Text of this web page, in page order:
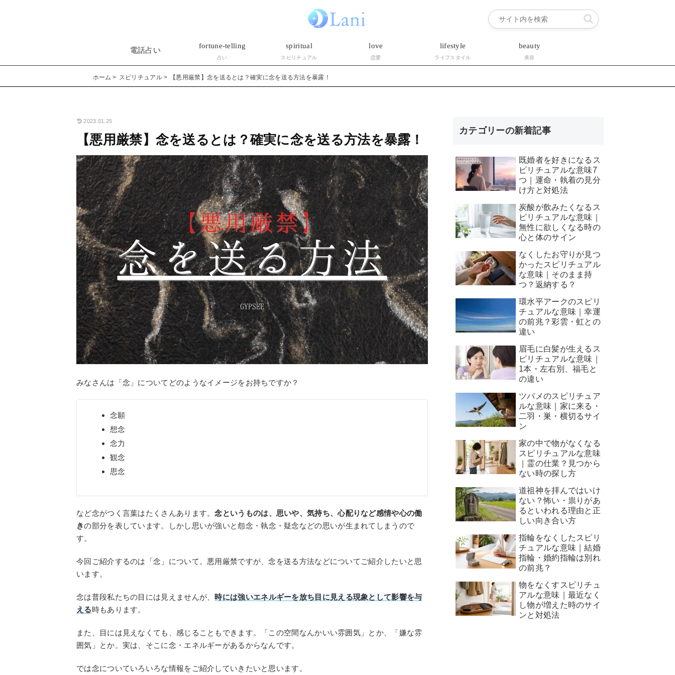
電話占い
fortune-telling
占い
spiritual
スピリチュアル
love
恋愛
lifestyle
ライフスタイル
beauty
美容
ホーム スピリチュアル 【悪用厳禁】念を送るとは？確実に念を送る方法を暴露！
2023.01.25
【悪用厳禁】念を送るとは？確実に念を送る方法を暴露！
みなさんは「念」についてどのようなイメージをお持ちですか？
念願
想念
念力
観念
思念
など念がつく言葉はたくさんあります。念というものは、思いや、気持ち、心配りなど感情や心の働
きの部分を表しています。しかし思いが強いと怨念・執念・疑念などの思いが生まれてしまうので
す。
今回ご紹介するのは「念」について。悪用厳禁ですが、念を送る方法などについてご紹介したいと思
います。
念は普段私たちの目には見えませんが、 時には強いエネルギーを放ち目に見える現象として影響を与
える時もあります。
また、目には見えなくても、感じることもできます。「この空間なんかいい雰囲気」とか、「嫌な雰
囲気」とか。実は、そこに念・エネルギーがあるからなんです。
では念についていろいろな情報をご紹介していきたいと思います。
カテゴリーの新着記事
既婚者を好きになるス
ピリチュアルな意味7
つ｜運命・執着の見分
け方と対処法
炭酸が飲みたくなるス
ピリチュアルな意味｜
無性に欲しくなる時の
心と体のサイン
なくしたお守りが見つ
かったスピリチュアル
な意味｜そのまま持
つ？返納する？
環水平アークのスピリ
チュアルな意味｜幸運
の前兆？彩雲・虹との
違い
眉毛に白髪が生えるス
ピリチュアルな意味｜
1本・左右別、福毛と
の違い
ツバメのスピリチュア
ルな意味｜家に来る・
二羽・巣・横切るサイ
ン
家の中で物がなくなる
スピリチュアルな意味
｜霊の仕業？見つから
ない時の探し方
道祖神を拝んではいけ
ない？怖い・祟りがあ
るといわれる理由と正
しい向き合い方
指輪をなくしたスピリ
チュアルな意味｜結婚
指輪・婚約指輪は別れ
の前兆？
物をなくすスピリチュ
アルな意味｜最近なく
し物が増えた時のサイ
ンと対処法